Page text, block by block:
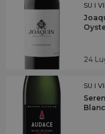
SU I
24
SU I